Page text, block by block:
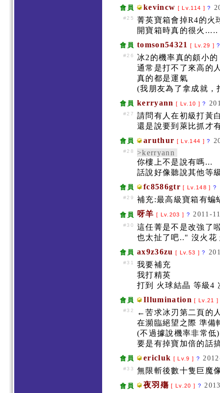
會員 kevincw [ Lv.114 ]?
#25
菁英寶箱會掉R4的
開寶箱時真的很火.....
會員 tomson54321 [ Lv.29 ]?
#26
冰2的機率真的頗小
通常是打不了來高的
真的都是運氣
(我朋友為了拿成就
會員 kerryann [ Lv.10 ]?
#27
請問有人在初級打黃
還是說要到萊比抓才
會員 aruthur [ Lv.144 ]?
#28
>kerryann
你樓上不是說有嗎...
話說好像聽說其他等
會員 fc8586gtr [ Lv.148 ] ?
#29 補充:最高級寶箱有蝙
會員 呀羊 [ Lv.203 ] ? 2011-
#30
這任菁是不是改強了
也太扯了吧.." 沒火
會員 ax9z36zu [ Lv.53 ]?
#31
我要補充
我打精英
打到 火球結晶 等級4
會員 Illumination [ Lv.21
#32
←苦求冰刃第二頁的
在瀕臨絕望之際 準
(不過據說機率非常
要是有掉寶加倍的話
會員 ericluk [ Lv.9 ] ?
#33 無限斬後數十隻巨魔
會員 夜羽殤 [ Lv.20 ] ?